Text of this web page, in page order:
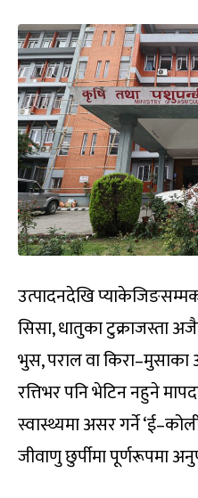
उत्पादनदेखि
सिसा, धातुका टुक्राजस्ता
भुस, पराल वा
रत्तिभर पनि भेटिन नहुने
स्वास्थ्यमा असर गर्ने
जीवाणु छुर्पीमा पूर्णरूपमा